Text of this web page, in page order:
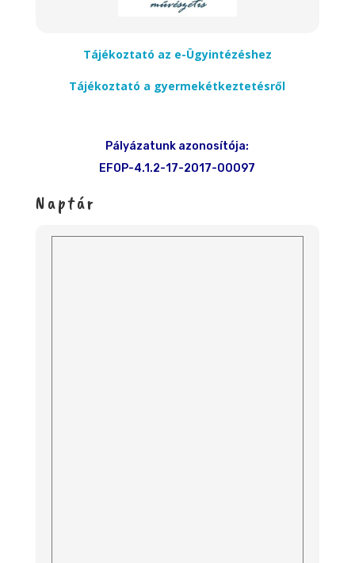
Tájékoztató az e-Ügyintézéshez
Tájékoztató a gyermekétkeztetésről
Pályázatunk azonosítója:
EFOP-4.1.2-17-2017-00097
Naptár